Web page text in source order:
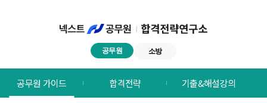
공무원 소방
합격전략연구소
메뉴
공무원 가이드 합격전략 기출&해설강의